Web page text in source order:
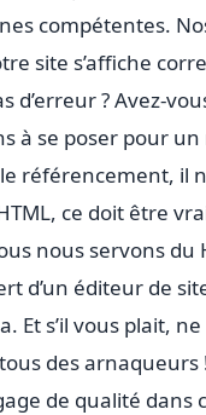
compétentes.
site s’affiche
d’erreur ? Avez-
à se poser pour
référencement, il
ce doit être
nous servons
d’un éditeur de
Et s’il vous plait,
des arnaqueurs
de qualité